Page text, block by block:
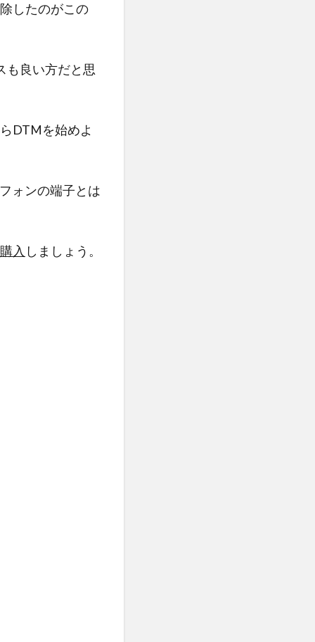
したのがこの
も良い方だと思
DTMを始めよ
ォンの端子とは
入 しましょう。